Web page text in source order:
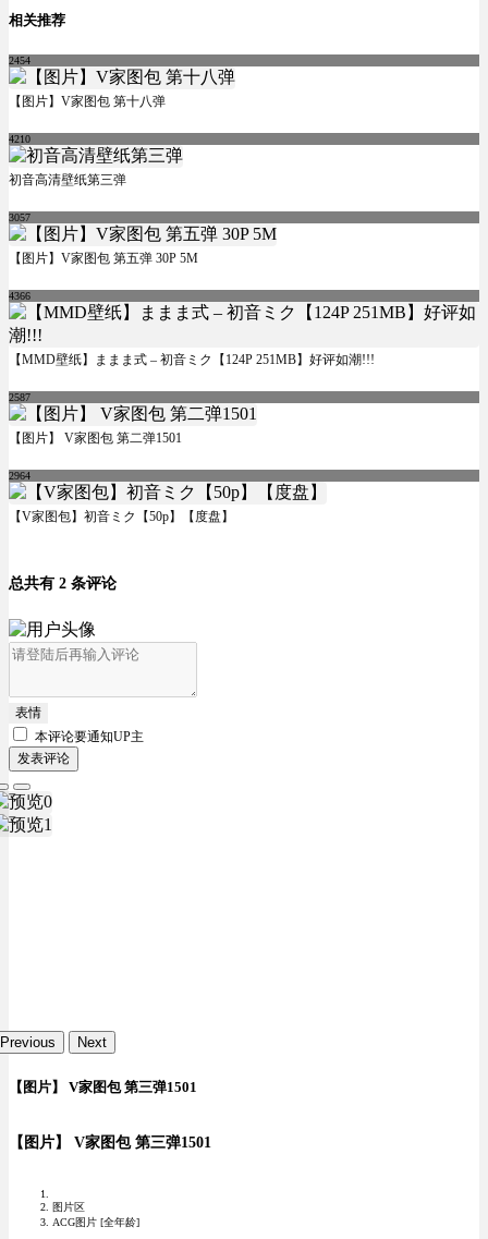
相关推荐
2454
【图片】V家图包 第十八弹
4210
初音高清壁纸第三弹
3057
【图片】V家图包 第五弹 30P 5M
4366
【MMD壁纸】ままま式 – 初音ミク【124P 251MB】好评如潮!!!
2587
【图片】 V家图包 第二弹1501
2964
【V家图包】初音ミク【50p】【度盘】
总共有 2 条评论
表情
本评论要通知UP主
发表评论
Previous Next
【图片】 V家图包 第三弹1501
【图片】 V家图包 第三弹1501
图片区
ACG图片 [全年龄]